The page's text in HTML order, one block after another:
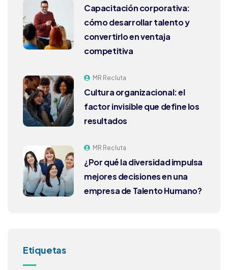
Capacitación corporativa:
cómo desarrollar talento y
convertirlo en ventaja
competitiva
MR Recluta
Cultura organizacional: el
factor invisible que define los
resultados
MR Recluta
¿Por qué la diversidad impulsa
mejores decisiones en una
empresa de Talento Humano?
Etiquetas